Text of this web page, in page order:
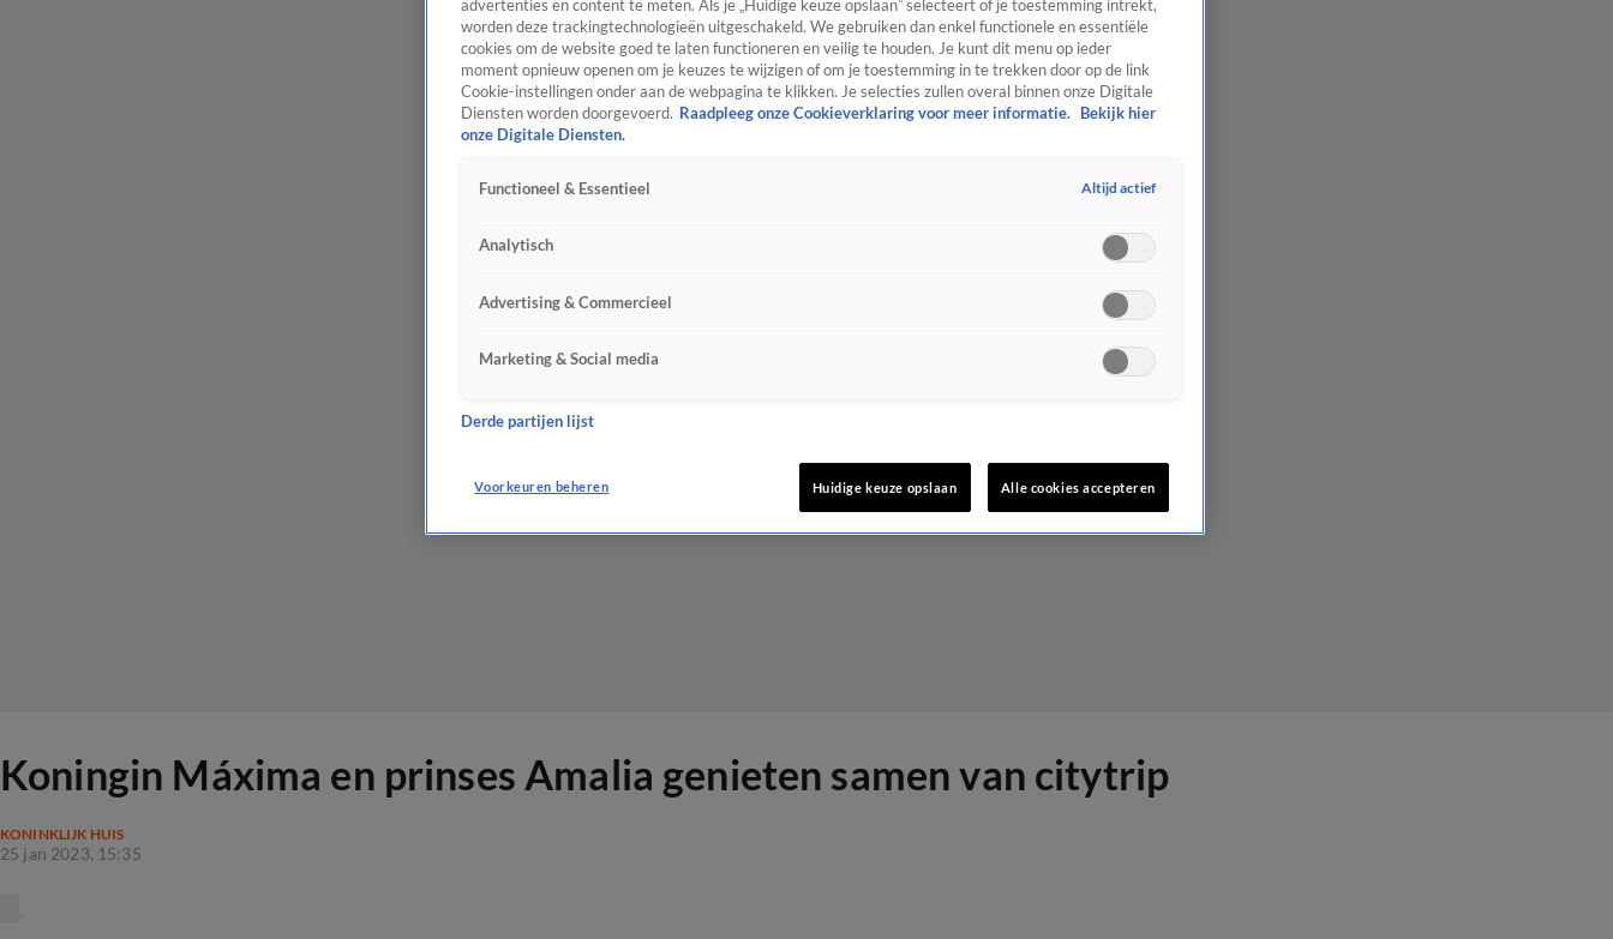
Koningin Máxima en prinses Amalia genieten samen van citytrip
KONINKLIJK HUIS
25 jan 2023, 15:35
advertenties en content te meten. Als je „Huidige keuze opslaan” selecteert of je toestemming intrekt,
worden deze trackingtechnologieën uitgeschakeld. We gebruiken dan enkel functionele en essentiële
cookies om de website goed te laten functioneren en veilig te houden. Je kunt dit menu op ieder
moment opnieuw openen om je keuzes te wijzigen of om je toestemming in te trekken door op de link
Cookie-instellingen onder aan de webpagina te klikken. Je selecties zullen overal binnen onze Digitale
Diensten worden doorgevoerd. Raadpleeg onze Cookieverklaring voor meer informatie. Bekijk hier
onze Digitale Diensten.
Functioneel & Essentieel Altijd actief
Analytisch
Advertising & Commercieel
Marketing & Social media
Derde partijen lijst
Voorkeuren beheren Huidige keuze opslaan Alle cookies accepteren